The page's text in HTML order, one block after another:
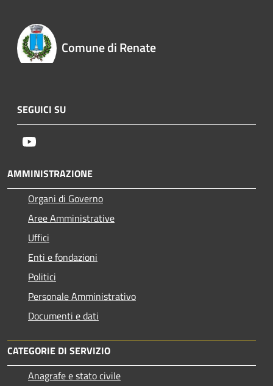
Comune di Renate
SEGUICI SU
AMMINISTRAZIONE
Organi di Governo
Aree Amministrative
Uffici
Enti e fondazioni
Politici
Personale Amministrativo
Documenti e dati
CATEGORIE DI SERVIZIO
Anagrafe e stato civile